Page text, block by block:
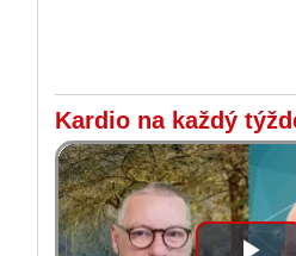
Kardio na každý